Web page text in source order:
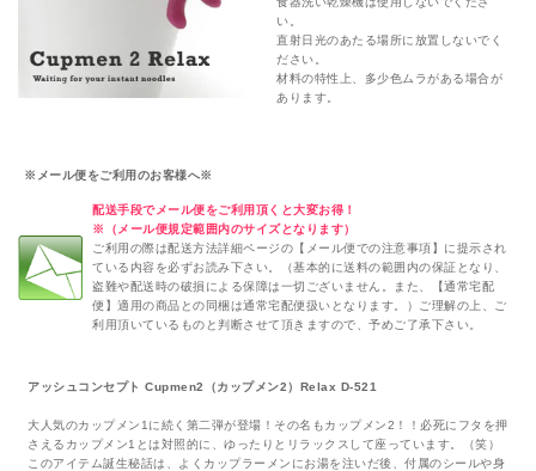
い。
直射日光のあたる場所に放置しないでく
ださい。
材料の特性上、多少色ムラがある場合が
あります。
※メール便をご利用のお客様へ※
配送手段でメール便をご利用頂くと大変お得！
※（メール便規定範囲内のサイズとなります）
ご利用の際は配送方法詳細ページの【メール便での注意事項】に提示され
ている内容を必ずお読み下さい。（基本的に送料の範囲内の保証となり、
盗難や配送時の破損による保障は一切ございません。また、【通常宅配
便】適用の商品との同梱は通常宅配便扱いとなります。）ご理解の上、ご
利用頂いているものと判断させて頂きますので、予めご了承下さい。
アッシュコンセプト Cupmen2（カップメン2）Relax D-521
大人気のカップメン1に続く第二弾が登場！その名もカップメン2！！必死にフタを押
さえるカップメン1とは対照的に、ゆったりとリラックスして座っています。（笑）
このアイテム誕生秘話は、よくカップラーメンにお湯を注いだ後、付属のシールや身